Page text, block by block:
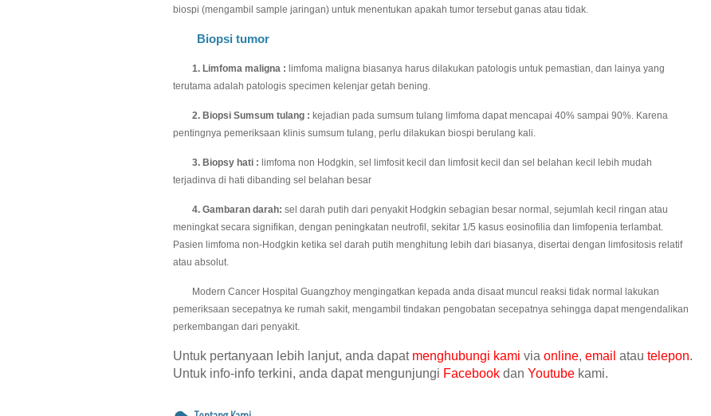
biospi (mengambil sample jaringan) untuk menentukan apakah tumor tersebut ganas atau tidak.
Biopsi tumor
1. Limfoma maligna : limfoma maligna biasanya harus dilakukan patologis untuk pemastian, dan lainya yang
terutama adalah patologis specimen kelenjar getah bening.
2. Biopsi Sumsum tulang : kejadian pada sumsum tulang limfoma dapat mencapai 40% sampai 90%. Karena
pentingnya pemeriksaan klinis sumsum tulang, perlu dilakukan biospi berulang kali.
3. Biopsy hati : limfoma non Hodgkin, sel limfosit kecil dan limfosit kecil dan sel belahan kecil lebih mudah
terjadinva di hati dibanding sel belahan besar
4. Gambaran darah: sel darah putih dari penyakit Hodgkin sebagian besar normal, sejumlah kecil ringan atau
meningkat secara signifikan, dengan peningkatan neutrofil, sekitar 1/5 kasus eosinofilia dan limfopenia terlambat.
Pasien limfoma non-Hodgkin ketika sel darah putih menghitung lebih dari biasanya, disertai dengan limfositosis relatif
atau absolut.
Modern Cancer Hospital Guangzhoy mengingatkan kepada anda disaat muncul reaksi tidak normal lakukan
pemeriksaan secepatnya ke rumah sakit, mengambil tindakan pengobatan secepatnya sehingga dapat mengendalikan
perkembangan dari penyakit.
Untuk pertanyaan lebih lanjut, anda dapat menghubungi kami via online, email atau telepon.
Untuk info-info terkini, anda dapat mengunjungi Facebook dan Youtube kami.